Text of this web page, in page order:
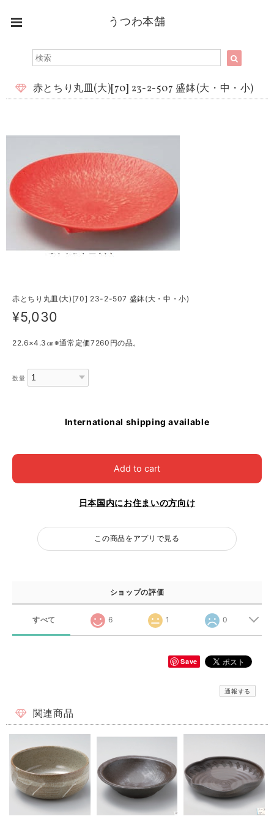
うつわ本舗
赤とちり丸皿(大)[70] 23-2-507 盛鉢(大・中・小)
赤とちり丸皿(大)[70] 23-2-507 盛鉢(大・中・小)
¥5,030
22.6×4.3㎝※通常定価7260円の品。
数量
International shipping available
Add to cart
日本国内にお住まいの方向け
この商品をアプリで見る
ショップの評価
すべて 6 1 0
Save
通報する
関連商品